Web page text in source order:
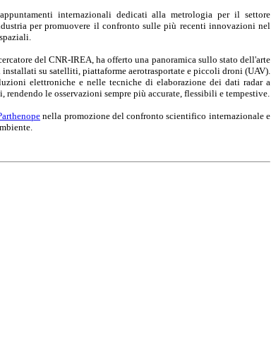
internazionali dedicati alla metrologia per il settore
per promuovere il confronto sulle più recenti innovazioni nel
del CNR-IREA, ha offerto una panoramica sullo stato dell'arte
su satelliti, piattaforme aerotrasportate e piccoli droni (UAV).
elettroniche e nelle tecniche di elaborazione dei dati radar a
le osservazioni sempre più accurate, flessibili e tempestive.
nella promozione del confronto scientifico internazionale e